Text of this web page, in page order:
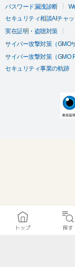
パスワード漏洩診断
セキュリティ相談AIチャッ
実在証明・盗聴対策
サイバー攻撃対策（GMO
サイバー攻撃対策（GMO
セキュリティ事業の軌跡
トップ 探す